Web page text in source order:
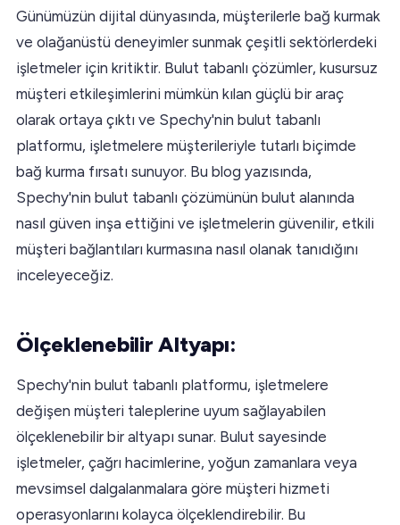
Günümüzün dijital dünyasında, müşterilerle bağ kurmak
ve olağanüstü deneyimler sunmak çeşitli sektörlerdeki
işletmeler için kritiktir. Bulut tabanlı çözümler, kusursuz
müşteri etkileşimlerini mümkün kılan güçlü bir araç
olarak ortaya çıktı ve Spechy'nin bulut tabanlı
platformu, işletmelere müşterileriyle tutarlı biçimde
bağ kurma fırsatı sunuyor. Bu blog yazısında,
Spechy'nin bulut tabanlı çözümünün bulut alanında
nasıl güven inşa ettiğini ve işletmelerin güvenilir, etkili
müşteri bağlantıları kurmasına nasıl olanak tanıdığını
inceleyeceğiz.
Ölçeklenebilir Altyapı:
Spechy'nin bulut tabanlı platformu, işletmelere
değişen müşteri taleplerine uyum sağlayabilen
ölçeklenebilir bir altyapı sunar. Bulut sayesinde
işletmeler, çağrı hacimlerine, yoğun zamanlara veya
mevsimsel dalgalanmalara göre müşteri hizmeti
operasyonlarını kolayca ölçeklendirebilir. Bu